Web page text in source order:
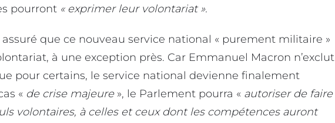
pourront « exprimer leur volontariat ».
que ce nouveau service national « purement militaire »
à une exception près. Car Emmanuel Macron n’exclut
pour certains, le service national devienne finalement
« de crise majeure », le Parlement pourra « autoriser de faire
volontaires, à celles et ceux dont les compétences auront